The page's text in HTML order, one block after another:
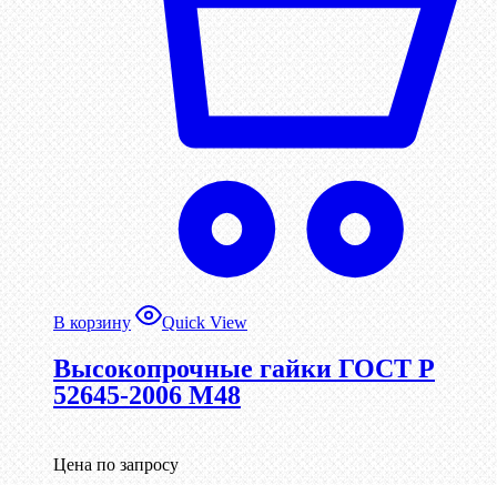
В корзину Quick View
Высокопрочные гайки ГОСТ Р
52645-2006 М48
Цена по запросу